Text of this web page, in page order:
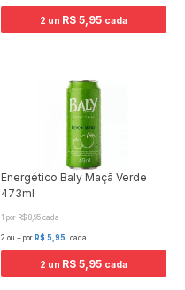
2 un R$ 5,95 cada
Energético Baly Maçã Verde
473ml
1 por R$ 8,95 cada
2 ou + por R$ 5,95 cada
2 un R$ 5,95 cada